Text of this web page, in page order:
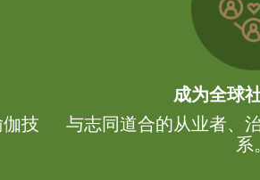
技
成为全球
与志同道合的从业者、
系。